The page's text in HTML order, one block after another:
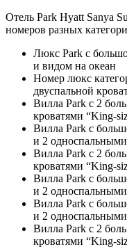
Отель Park Hyatt Sanya
номеров разных
Люкс Park с
и видом на океан
Номер люкс
двуспальной
Вилла Park с 2
кроватями “King-
Вилла Park с
и 2
Вилла Park с 2
кроватями “King-
Вилла Park с
и 2
Вилла Park с
и 2
Вилла Park с 2
кроватями “King-